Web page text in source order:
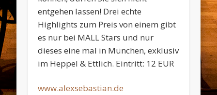
entgehen lassen! Drei echte
Highlights zum Preis von einem gibt
es nur bei MALL Stars und nur
dieses eine mal in München, exklusiv
im Heppel & Ettlich. Eintritt: 12 EUR
www.alexsebastian.de